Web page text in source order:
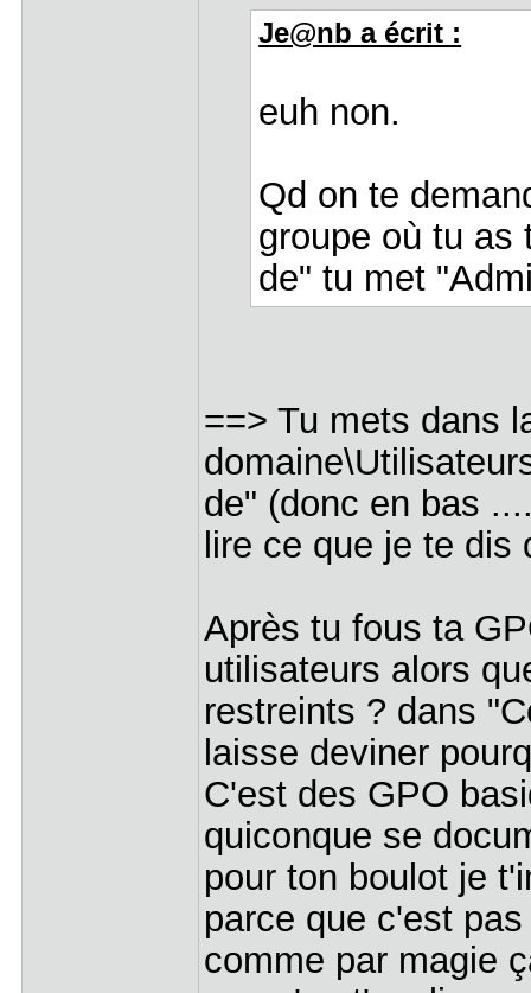
Je@nb a écrit :
euh non.
Qd on te
groupe où tu as
de" tu met
==> Tu mets dans
de" (donc en bas
lire ce que je te dis
Après tu fous ta
utilisateurs alors
restreints ? dans
laisse deviner
C'est des GPO
quiconque se
pour ton boulot je
parce que c'est
comme par magie